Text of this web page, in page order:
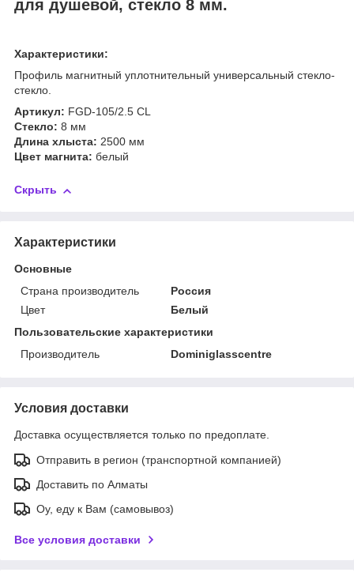
для душевой, стекло 8 мм.
Характеристики:
Профиль магнитный уплотнительный универсальный стекло-
стекло.
Артикул: FGD-105/2.5 CL
Cтекло: 8 мм
Длина хлыста: 2500 мм
Цвет магнита: белый
Скрыть
Характеристики
Основные
Страна производитель
Россия
Цвет
Белый
Пользовательские характеристики
Производитель
Dominiglasscentre
Условия доставки
Доставка осуществляется только по предоплате.
Отправить в регион (транспортной компанией)
Доставить по Алматы
Оу, еду к Вам (самовывоз)
Все условия доставки